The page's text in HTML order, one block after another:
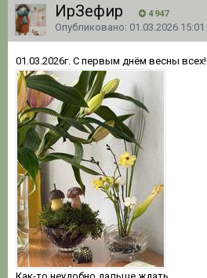
ИрЗефир 4 947
Опубликовано: 01.03.2026 15:01
01.03.2026г. С первым днём весны всех!